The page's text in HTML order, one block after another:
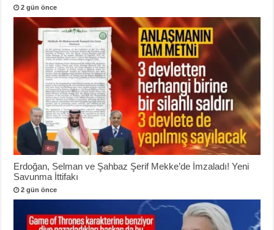
2 gün önce
Erdoğan, Selman ve Şahbaz Şerif Mekke’de İmzaladı! Yeni
Savunma İttifakı
2 gün önce